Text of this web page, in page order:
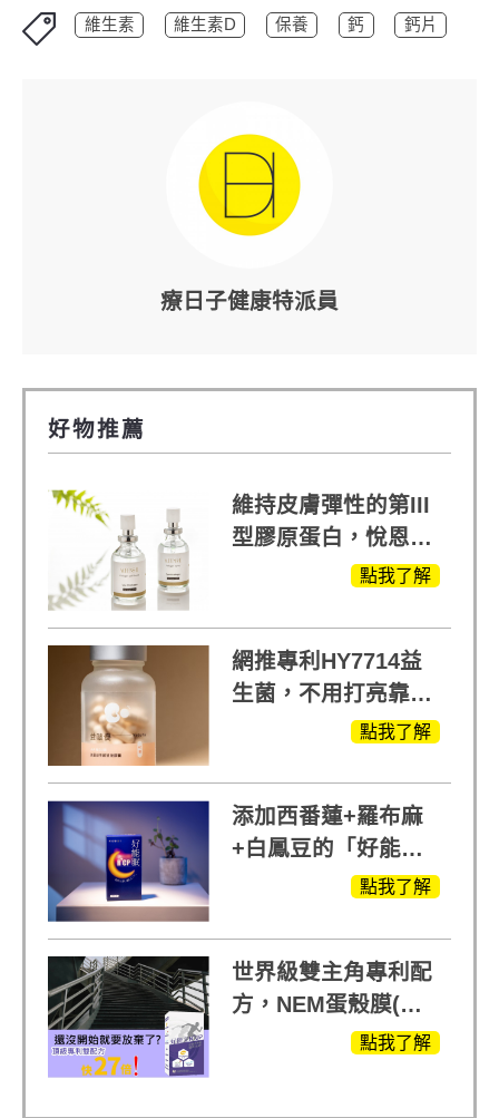
維生素 維生素D 保養 鈣 鈣片
療日子健康特派員
好物推薦
維持皮膚彈性的第III
型膠原蛋白，悅恩詩
給予寶寶般的肌膚感
點我了解
網推專利HY7714益
生菌，不用打亮靠養
點我了解
添加西番蓮+羅布麻
+白鳳豆的「好能
眠」，獨家專利配
點我了解
世界級雙主角專利配
方，NEM蛋殼膜(蛋
白聚醣)+UCll原裝進
點我了解